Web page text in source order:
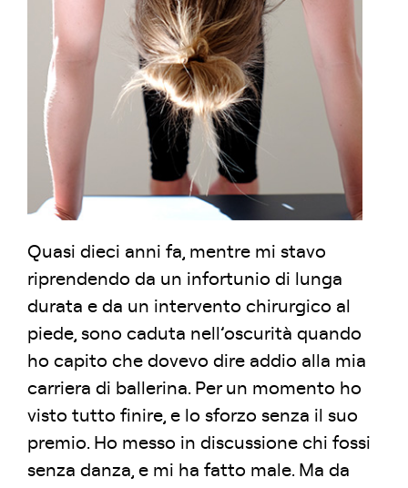
Quasi dieci anni fa, mentre mi stavo
riprendendo da un infortunio di lunga
durata e da un intervento chirurgico al
piede, sono caduta nell’oscurità quando
ho capito che dovevo dire addio alla mia
carriera di ballerina. Per un momento ho
visto tutto finire, e lo sforzo senza il suo
premio. Ho messo in discussione chi fossi
senza danza, e mi ha fatto male. Ma da